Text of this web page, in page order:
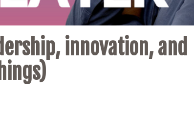
innovation, and